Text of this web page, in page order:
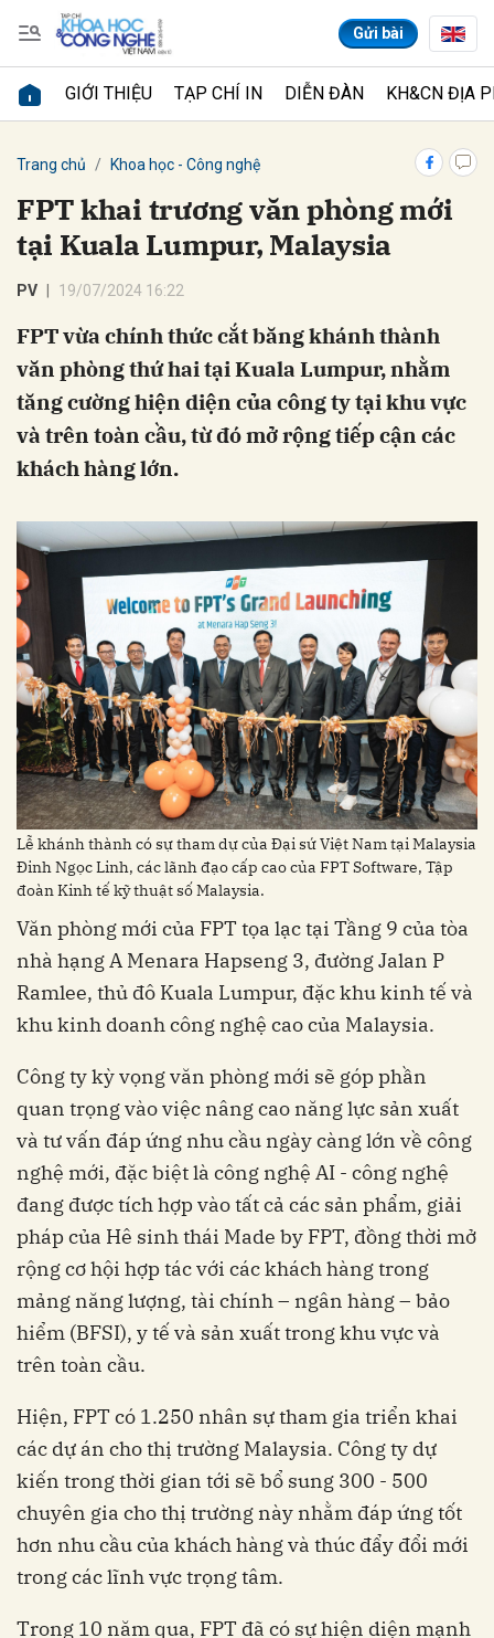
Gửi bài
GIỚI THIỆU TẠP CHÍ IN DIỄN ĐÀN KH&CN ĐỊA
Trang chủ Khoa học - Công nghệ
PV 19/07/2024 16:22
FPT vừa chính thức cắt băng khánh thành
văn phòng thứ hai tại Kuala Lumpur, nhằm
tăng cường hiện diện của công ty tại khu vực
và trên toàn cầu, từ đó mở rộng tiếp cận các
Lễ khánh thành có sự tham dự của Đại sứ Việt Nam tại Malaysia
Đinh Ngọc Linh, các lãnh đạo cấp cao của FPT Software, Tập
đoàn Kinh tế kỹ thuật số Malaysia.
nhà hạng A Menara Hapseng 3, đường Jalan P
Ramlee, thủ đô Kuala Lumpur, đặc khu kinh tế và
khu kinh doanh công nghệ cao của Malaysia.
Công ty kỳ vọng văn phòng mới sẽ góp phần
quan trọng vào việc nâng cao năng lực sản xuất
và tư vấn đáp ứng nhu cầu ngày càng lớn về công
nghệ mới, đặc biệt là công nghệ AI - công nghệ
đang được tích hợp vào tất cả các sản phẩm, giải
pháp của Hê sinh thái Made by FPT, đồng thời mở
rộng cơ hội hợp tác với các khách hàng trong
mảng năng lượng, tài chính – ngân hàng – bảo
hiểm (BFSI), y tế và sản xuất trong khu vực và
các dự án cho thị trường Malaysia. Công ty dự
kiến trong thời gian tới sẽ bổ sung 300 - 500
chuyên gia cho thị trường này nhằm đáp ứng tốt
hơn nhu cầu của khách hàng và thúc đẩy đổi mới
Gửi bình luận
Hủy Gửi